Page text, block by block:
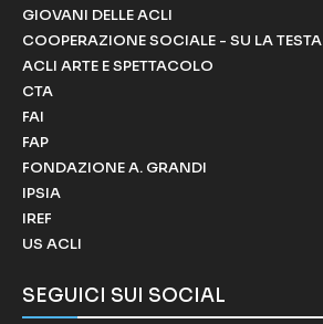
GIOVANI DELLE ACLI
COOPERAZIONE SOCIALE - SU LA TESTA
ACLI ARTE E SPETTACOLO
CTA
FAI
FAP
FONDAZIONE A. GRANDI
IPSIA
IREF
US ACLI
SEGUICI SUI SOCIAL